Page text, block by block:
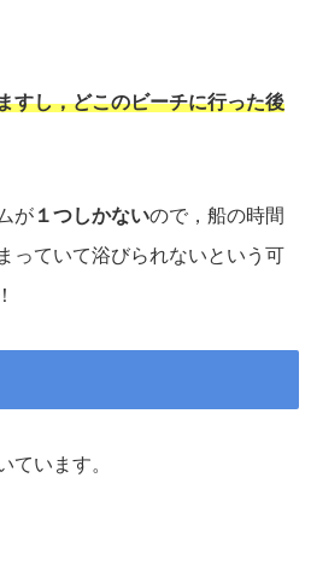
すし，どこのビーチに行った後
が １つしかないので，船の時間
っていて浴びられないという可
ています。